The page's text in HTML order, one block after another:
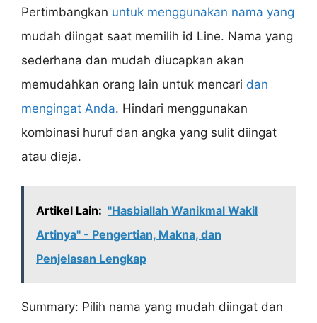
Pertimbangkan untuk menggunakan nama yang
mudah diingat saat memilih id Line. Nama yang
sederhana dan mudah diucapkan akan
memudahkan orang lain untuk mencari dan
mengingat Anda. Hindari menggunakan
kombinasi huruf dan angka yang sulit diingat
atau dieja.
Artikel Lain: "Hasbiallah Wanikmal Wakil
Artinya" - Pengertian, Makna, dan
Penjelasan Lengkap
Summary: Pilih nama yang mudah diingat dan